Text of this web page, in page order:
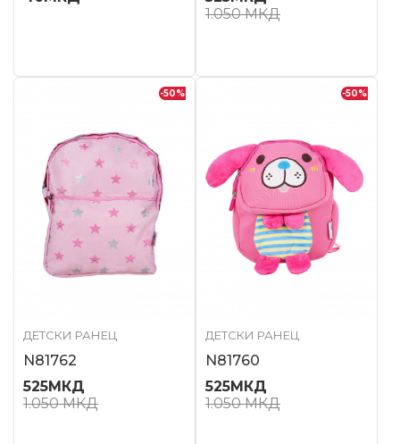
1.050МКД
-50%
ДЕТСКИ РАНЕЦ
N81762
525МКД
1.050МКД
-50%
ДЕТСКИ РАНЕЦ
N81760
525МКД
1.050МКД